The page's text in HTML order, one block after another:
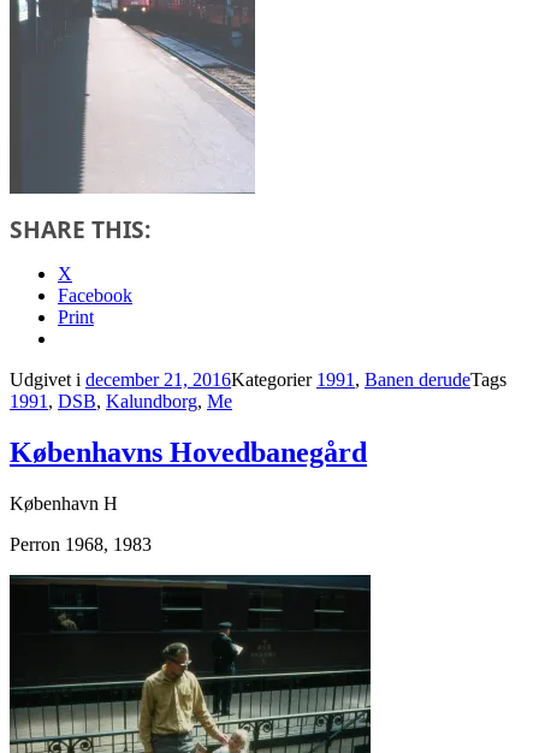
SHARE THIS:
X
Facebook
Print
Udgivet i december 21, 2016Kategorier 1991 , Banen derudeTags
1991 , DSB, Kalundborg, Me
Københavns Hovedbanegård
København H
Perron 1968, 1983